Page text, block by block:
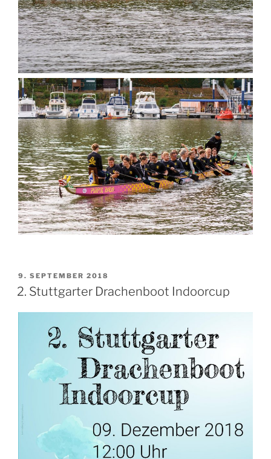
VERÖFFENTLICHT
AM
9. SEPTEMBER 2018
2. Stuttgarter Drachenboot Indoorcup